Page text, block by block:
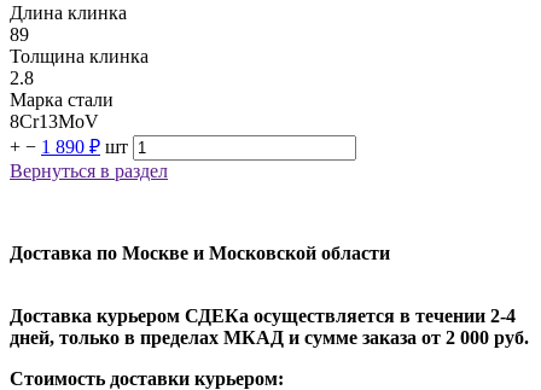
Длина клинка
89
Толщина клинка
2.8
Марка стали
8Cr13MoV
+ − 1 890 ₽ шт
Вернуться в раздел
Доставка по Москве и Московской области
Доставка курьером СДЕКа осуществляется в течении 2-4
дней, только в пределах МКАД и сумме заказа от 2 000 руб.
Стоимость доставки курьером: